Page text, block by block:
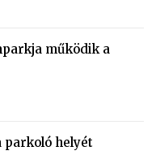
működik a
parkoló helyét